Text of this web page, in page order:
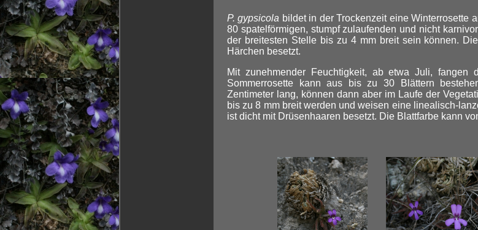
P. gypsicola bildet in der Trockenzeit eine Winterrosette
80 spatelförmigen, stumpf zulaufenden und nicht
der breitesten Stelle bis zu 4 mm breit sein können.
Härchen besetzt.
Mit zunehmender Feuchtigkeit, ab etwa Juli,
Sommerrosette kann aus bis zu 30 Blättern
Zentimeter lang, können dann aber im Laufe der
bis zu 8 mm breit werden und weisen eine linealisch-
ist dicht mit Drüsenhaaren besetzt. Die Blattfarbe kann